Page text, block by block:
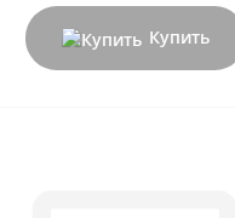
Купить